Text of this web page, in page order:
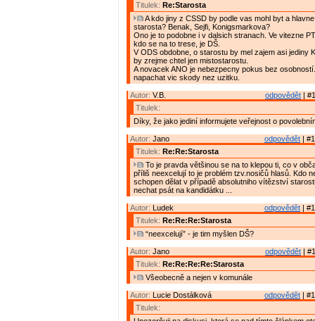
Titulek: Re:Starosta
A kdo jiny z CSSD by podle vas mohl byt a
starosta? Benak, Sejfi, Konigsmarkova?
Ono je to podobne i v dalsich stranach. Ve vitezne
kdo se na to trese, je DŠ.
V ODS obdobne, o starostu by mel zajem asi jediny
by zrejme chtel jen mistostarostu.
A novacek ANO je nebezpecny pokus bez
napachat vic skody nez uzitku.
odpovědět |
Autor: V.B.
Titulek:
Díky, že jako jediní informujete veřejnost o
odpovědět |
Autor: Jano
Titulek: Re:Re:Starosta
To je pravda většinou se na to klepou ti, co v
příliš neexcelují to je problém tzv.nosičů hlasů. Kdo
schopen dělat v případě absolutniho vítězství
nechat psát na kandidátku ...
odpovědět |
Autor: Ludek
Titulek: Re:Re:Re:Starosta
“neexcelují” - je tim myšlen DŠ?
odpovědět |
Autor: Jano
Titulek: Re:Re:Re:Re:Starosta
Všeobecně a nejen v komunále
odpovědět |
Autor: Lucie Dostálková
Titulek: